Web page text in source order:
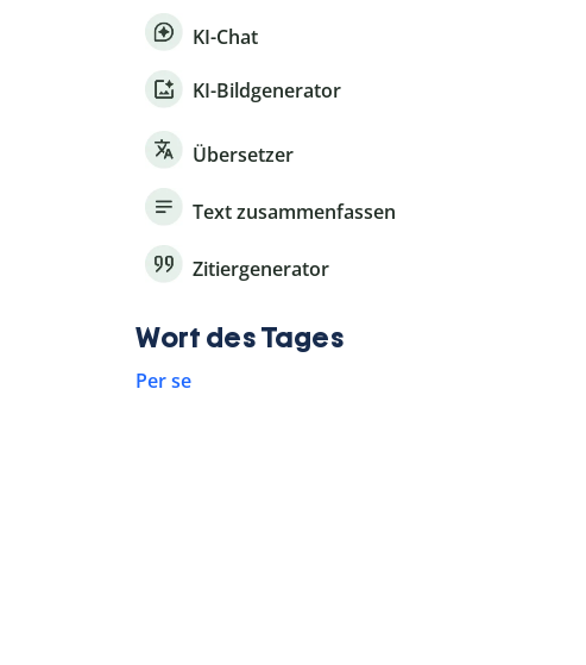
KI-Chat
KI-Bildgenerator
Übersetzer
Text zusammenfassen
Zitiergenerator
Wort des Tages
Per se